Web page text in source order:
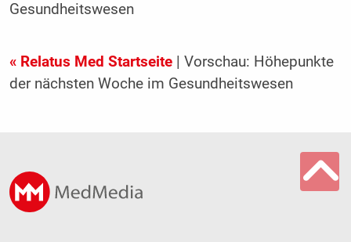
Gesundheitswesen
« Relatus Med Startseite| Vorschau: Höhepunkte
der nächsten Woche im Gesundheitswesen